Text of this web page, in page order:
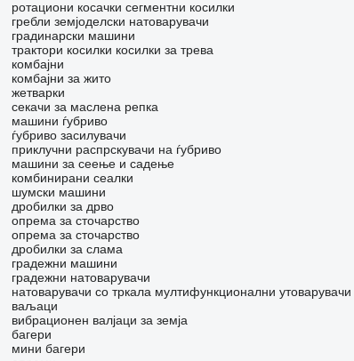
ротациони косачки сегментни косилки
гребли земјоделски натоварувачи
градинарски машини
трактори косилки косилки за трева
комбајни
комбајни за жито
жетварки
секачи за маслена репка
машини ѓубриво
ѓубриво засилувачи
приклучни распрскувачи на ѓубриво
машини за сеење и садење
комбинирани сеалки
шумски машини
дробилки за дрво
опрема за сточарство
опрема за сточарство
дробилки за слама
градежни машини
градежни натоварувачи
натоварувачи со тркала мултифункционални утоварувачи
ваљаци
вибрационен валјаци за земја
багери
мини багери